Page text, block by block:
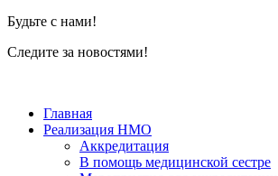
Будьте с нами!
Следите за новостями!
Главная
Реализация НМО
Аккредитация
В помощь медицинской сестре